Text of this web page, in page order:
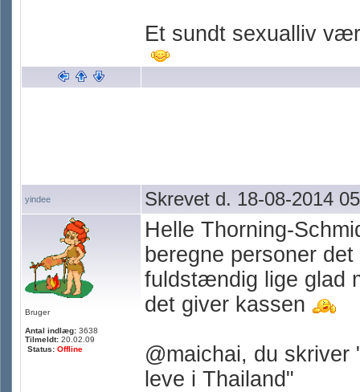
Et sundt sexualliv
yindee Skrevet d. 18-08-2014
Bruger
Antal indlæg: 3638
Tilmeldt: 20.02.09
Status: Offline
Helle Thorning-
beregne personer
fuldstændig lige glad
det giver kassen
@maichai, du
leve i Thailand"